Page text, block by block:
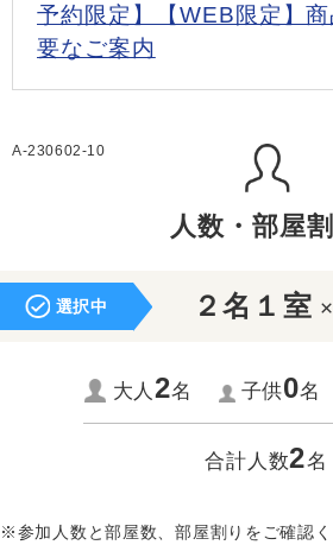
予約限定】【WEB限定】
要なご案内
A-230602-10
人数・部屋
選択中 ２名１室 ×
大人2名 子供0名
合計人数2名
※参加人数と部屋数、部屋割りをご確認